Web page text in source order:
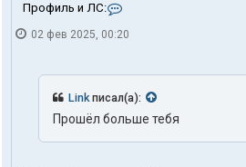
Профиль и ЛС:
н
к
т
ы
п
02 фев 2025, 00:20
Linkписал(а):
Прошёл больше тебя